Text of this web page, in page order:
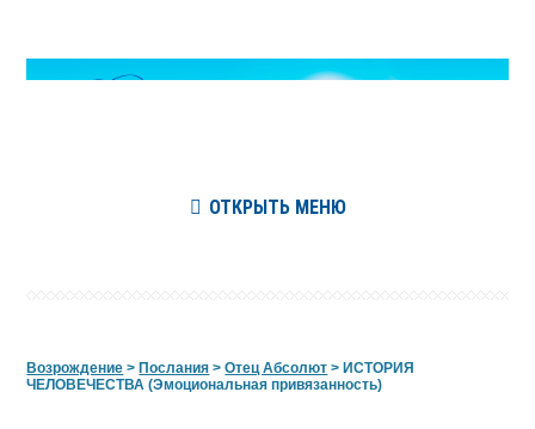
ОТКРЫТЬ МЕНЮ
Возрождение >Послания >Отец Абсолют >ИСТОРИЯ
ЧЕЛОВЕЧЕСТВА (Эмоциональная привязанность)